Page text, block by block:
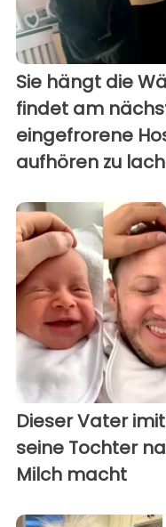
Sie hängt die
findet am
eingefrorene
aufhören zu
Dieser Vater
seine Tochter
Milch macht